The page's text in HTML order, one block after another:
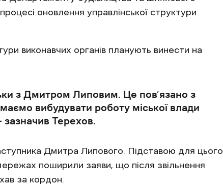
оновлення управлінської структури
виконавчих органів планують винести на
з Дмитром Липовим. Це пов’язано з
вибудувати роботу міської влади
Терехов.
Дмитра Липового. Підставою для цього
поширили заяви, що після звільнення
за кордон.